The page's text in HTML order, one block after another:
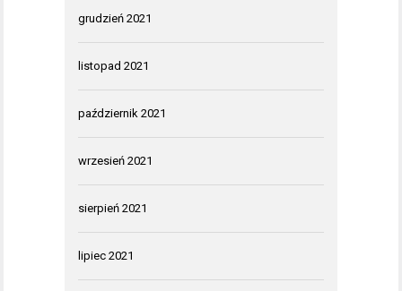
grudzień 2021
listopad 2021
październik 2021
wrzesień 2021
sierpień 2021
lipiec 2021